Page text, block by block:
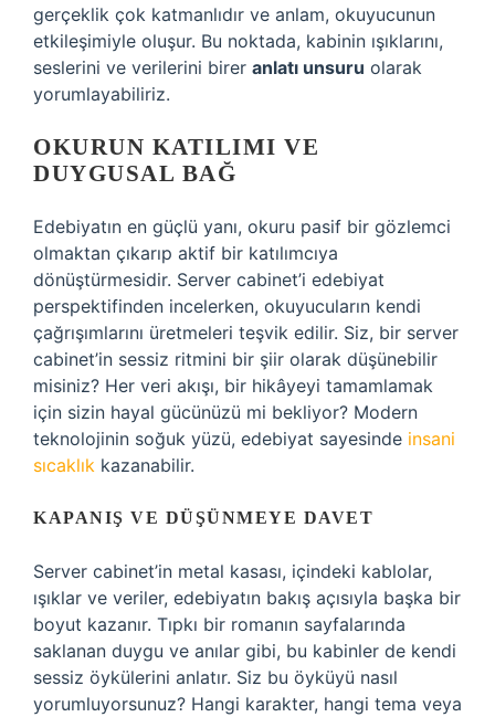
gerçeklik çok katmanlıdır ve anlam, okuyucunun
etkileşimiyle oluşur. Bu noktada, kabinin ışıklarını,
seslerini ve verilerini birer anlatı unsuru olarak
yorumlayabiliriz.
OKURUN KATILIMI VE
DUYGUSAL BAĞ
Edebiyatın en güçlü yanı, okuru pasif bir gözlemci
olmaktan çıkarıp aktif bir katılımcıya
dönüştürmesidir. Server cabinet’i edebiyat
perspektifinden incelerken, okuyucuların kendi
çağrışımlarını üretmeleri teşvik edilir. Siz, bir server
cabinet’in sessiz ritmini bir şiir olarak düşünebilir
misiniz? Her veri akışı, bir hikâyeyi tamamlamak
için sizin hayal gücünüzü mi bekliyor? Modern
teknolojinin soğuk yüzü, edebiyat sayesinde insani
sıcaklık kazanabilir.
KAPANIŞ VE DÜŞÜNMEYE DAVET
Server cabinet’in metal kasası, içindeki kablolar,
ışıklar ve veriler, edebiyatın bakış açısıyla başka bir
boyut kazanır. Tıpkı bir romanın sayfalarında
saklanan duygu ve anılar gibi, bu kabinler de kendi
sessiz öykülerini anlatır. Siz bu öyküyü nasıl
yorumluyorsunuz? Hangi karakter, hangi tema veya